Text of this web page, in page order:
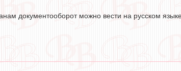
документооборот можно вести на русском